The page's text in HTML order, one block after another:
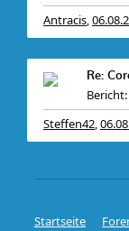
Antracis,
Re:
Steffen42,
Startseite